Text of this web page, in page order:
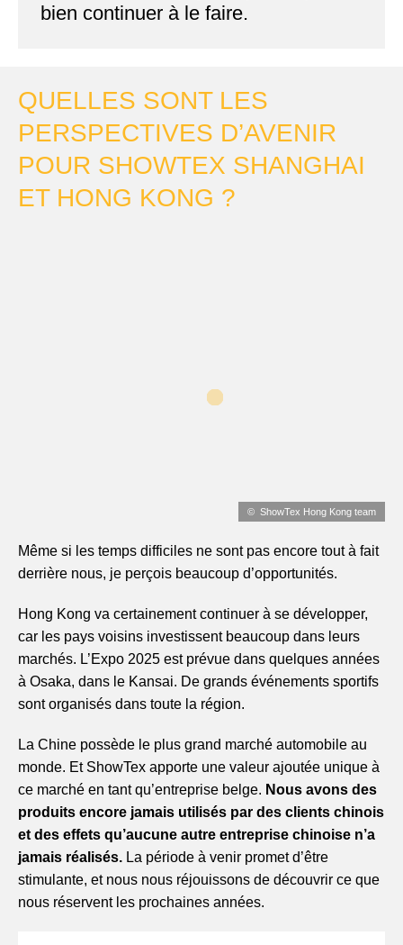
bien continuer à le faire.
QUELLES SONT LES
PERSPECTIVES D’AVENIR
POUR SHOWTEX SHANGHAI
ET HONG KONG ?
ShowTex Hong Kong team
Même si les temps difficiles ne sont pas encore tout à fait
derrière nous, je perçois beaucoup d’opportunités.
Hong Kong va certainement continuer à se développer,
car les pays voisins investissent beaucoup dans leurs
marchés. L’Expo 2025 est prévue dans quelques années
à Osaka, dans le Kansai. De grands événements sportifs
sont organisés dans toute la région.
La Chine possède le plus grand marché automobile au
monde. Et ShowTex apporte une valeur ajoutée unique à
ce marché en tant qu’entreprise belge. Nous avons des
produits encore jamais utilisés par des clients chinois
et des effets qu’aucune autre entreprise chinoise n’a
jamais réalisés. La période à venir promet d’être
stimulante, et nous nous réjouissons de découvrir ce que
nous réservent les prochaines années.